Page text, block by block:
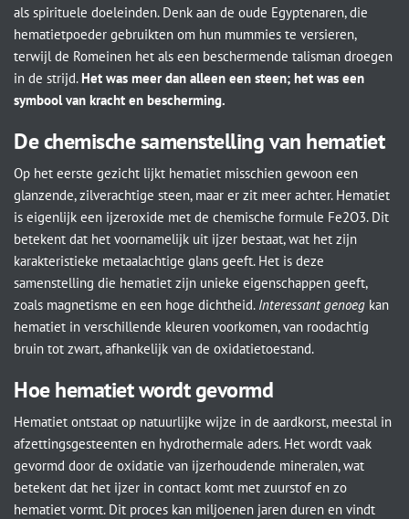
als spirituele doeleinden. Denk aan de oude Egyptenaren, die
hematietpoeder gebruikten om hun mummies te versieren,
terwijl de Romeinen het als een beschermende talisman droegen
in de strijd. Het was meer dan alleen een steen; het was een
symbool van kracht en bescherming.
De chemische samenstelling van hematiet
Op het eerste gezicht lijkt hematiet misschien gewoon een
glanzende, zilverachtige steen, maar er zit meer achter. Hematiet
is eigenlijk een ijzeroxide met de chemische formule Fe2O3. Dit
betekent dat het voornamelijk uit ijzer bestaat, wat het zijn
karakteristieke metaalachtige glans geeft. Het is deze
samenstelling die hematiet zijn unieke eigenschappen geeft,
zoals magnetisme en een hoge dichtheid. Interessant genoeg kan
hematiet in verschillende kleuren voorkomen, van roodachtig
bruin tot zwart, afhankelijk van de oxidatietoestand.
Hoe hematiet wordt gevormd
Hematiet ontstaat op natuurlijke wijze in de aardkorst, meestal in
afzettingsgesteenten en hydrothermale aders. Het wordt vaak
gevormd door de oxidatie van ijzerhoudende mineralen, wat
betekent dat het ijzer in contact komt met zuurstof en zo
hematiet vormt. Dit proces kan miljoenen jaren duren en vindt